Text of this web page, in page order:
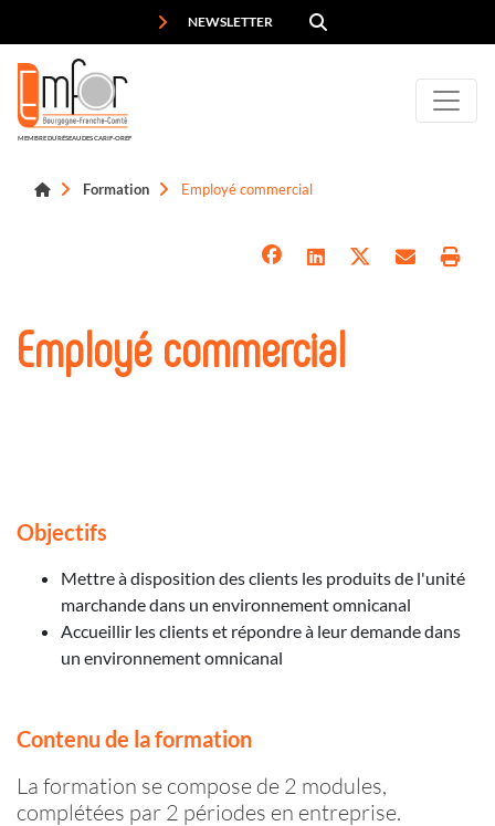
NEWSLETTER
MEMBRE DU RÉSEAU DES CARIF-OREF
Formation Employé commercial
Employé commercial
Objectifs
Mettre à disposition des clients les produits de l'unité
marchande dans un environnement omnicanal
Accueillir les clients et répondre à leur demande dans
un environnement omnicanal
Contenu de la formation
La formation se compose de 2 modules,
complétées par 2 périodes en entreprise.
Panneau de gestion des cookies